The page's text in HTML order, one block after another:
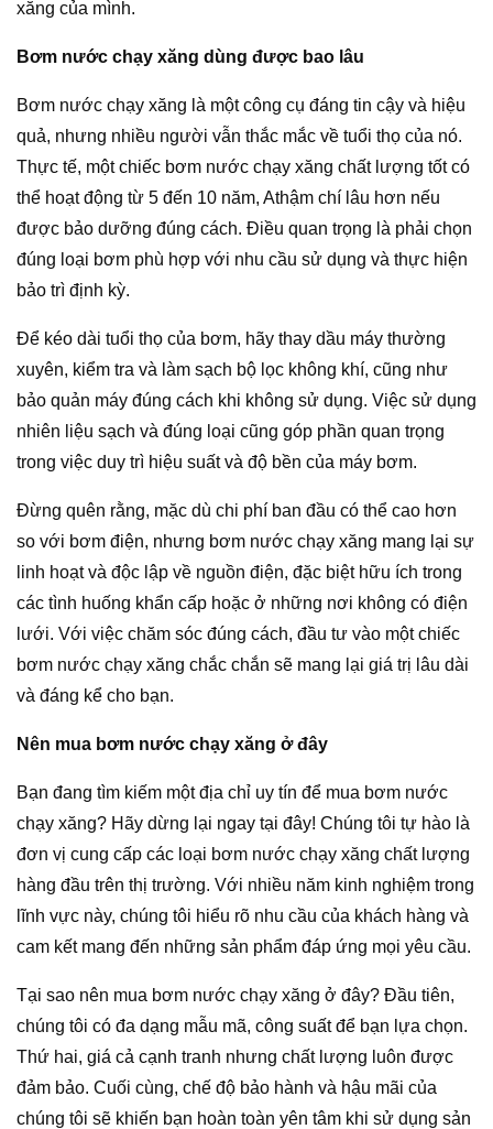
xăng của mình.
Bơm nước chạy xăng dùng được bao lâu
Bơm nước chạy xăng là một công cụ đáng tin cậy và hiệu
quả, nhưng nhiều người vẫn thắc mắc về tuổi thọ của nó.
Thực tế, một chiếc bơm nước chạy xăng chất lượng tốt có
thể hoạt động từ 5 đến 10 năm, Athậm chí lâu hơn nếu
được bảo dưỡng đúng cách. Điều quan trọng là phải chọn
đúng loại bơm phù hợp với nhu cầu sử dụng và thực hiện
bảo trì định kỳ.
Để kéo dài tuổi thọ của bơm, hãy thay dầu máy thường
xuyên, kiểm tra và làm sạch bộ lọc không khí, cũng như
bảo quản máy đúng cách khi không sử dụng. Việc sử dụng
nhiên liệu sạch và đúng loại cũng góp phần quan trọng
trong việc duy trì hiệu suất và độ bền của máy bơm.
Đừng quên rằng, mặc dù chi phí ban đầu có thể cao hơn
so với bơm điện, nhưng bơm nước chạy xăng mang lại sự
linh hoạt và độc lập về nguồn điện, đặc biệt hữu ích trong
các tình huống khẩn cấp hoặc ở những nơi không có điện
lưới. Với việc chăm sóc đúng cách, đầu tư vào một chiếc
bơm nước chạy xăng chắc chắn sẽ mang lại giá trị lâu dài
và đáng kể cho bạn.
Nên mua bơm nước chạy xăng ở đây
Bạn đang tìm kiếm một địa chỉ uy tín để mua bơm nước
chạy xăng? Hãy dừng lại ngay tại đây! Chúng tôi tự hào là
đơn vị cung cấp các loại bơm nước chạy xăng chất lượng
hàng đầu trên thị trường. Với nhiều năm kinh nghiệm trong
lĩnh vực này, chúng tôi hiểu rõ nhu cầu của khách hàng và
cam kết mang đến những sản phẩm đáp ứng mọi yêu cầu.
Tại sao nên mua bơm nước chạy xăng ở đây? Đầu tiên,
chúng tôi có đa dạng mẫu mã, công suất để bạn lựa chọn.
Thứ hai, giá cả cạnh tranh nhưng chất lượng luôn được
đảm bảo. Cuối cùng, chế độ bảo hành và hậu mãi của
chúng tôi sẽ khiến bạn hoàn toàn yên tâm khi sử dụng sản